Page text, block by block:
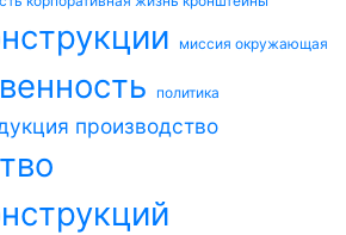
миссия окружающая
политика
производство